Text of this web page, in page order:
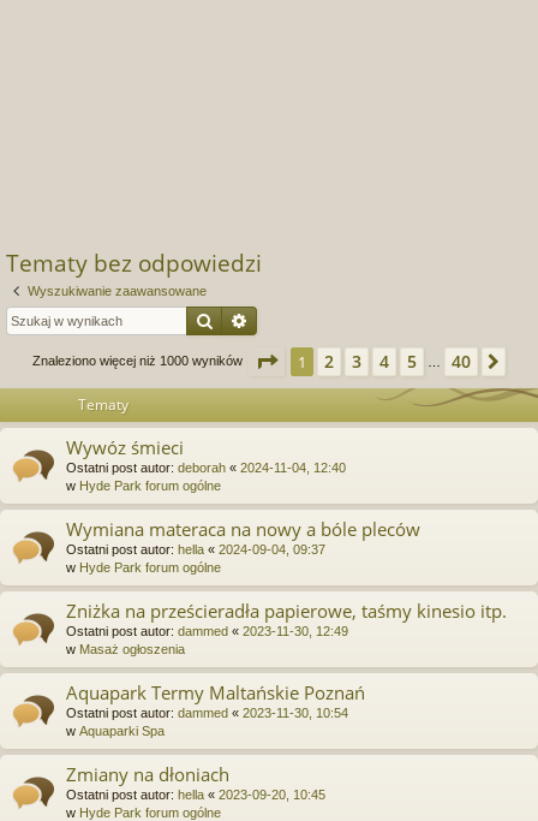
Tematy bez odpowiedzi
Wyszukiwanie zaawansowane
SzukajWyszukiwanie zaawansowane
Znaleziono więcej niż 1000 wyników Strona z 40
1 2 3 4 5 40
Tematy
Wywóz śmieci
Ostatni post autor: deborah « 2024-11-04, 12:40
w Hyde Park forum ogólne
Wymiana materaca na nowy a bóle pleców
Ostatni post autor: hella « 2024-09-04, 09:37
w Hyde Park forum ogólne
Zniżka na prześcieradła papierowe, taśmy kinesio itp.
Ostatni post autor: dammed « 2023-11-30, 12:49
w Masaż ogłoszenia
Aquapark Termy Maltańskie Poznań
Ostatni post autor: dammed « 2023-11-30, 10:54
w Aquaparki Spa
Zmiany na dłoniach
Ostatni post autor: hella « 2023-09-20, 10:45
w Hyde Park forum ogólne